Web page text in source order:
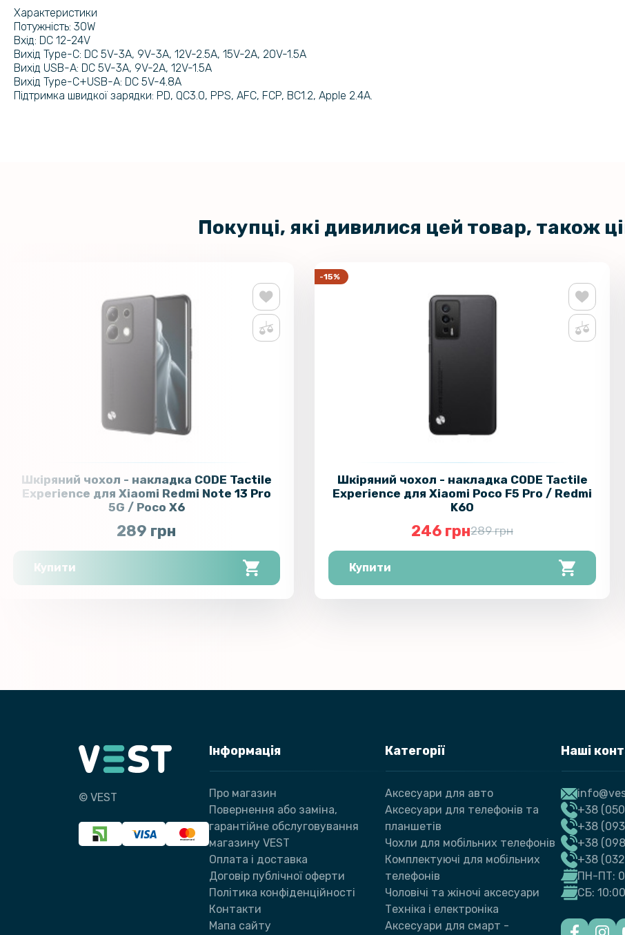
Характеристики
Потужність: 30W
Вхід: DC 12-24V
Вихід Type-C: DC 5V-3A, 9V-3A, 12V-2.5A, 15V-2A, 20V-1.5A
Вихід USB-A: DC 5V-3A, 9V-2A, 12V-1.5A
Вихід Type-C+USB-A: DC 5V-4.8A
Підтримка швидкої зарядки: PD, QC3.0, PPS, AFC, FCP, BC1.2, Apple 2.4A.
Покупці, які дивилися цей товар, також
Шкіряний чохол - накладка CODE Tactile
Experience для Xiaomi Redmi Note 13 Pro
5G / Poco X6
289 грн
Купити
-15%
Шкіряний чохол - накладка CODE Tactile
Experience для Xiaomi Poco F5 Pro / Redmi
K60
246 грн289 грн
Купити
© VEST
Інформація
Про магазин
Повернення або заміна,
гарантійне обслуговування
магазину VEST
Оплата і доставка
Договір публічної оферти
Політика конфіденційності
Контакти
Мапа сайту
Категорії
Аксесуари для авто
Аксесуари для телефонів та
планшетів
Чохли для мобільних телефонів
Комплектуючі для мобільних
телефонів
Чоловічі та жіночі аксесуари
Техніка і електроніка
Аксесуари для смарт -
Наші
+38
+38
+38
+38
ПН-ПТ:
СБ: